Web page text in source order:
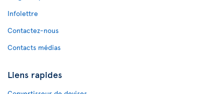
Infolettre
Contactez-nous
Contacts médias
Liens rapides